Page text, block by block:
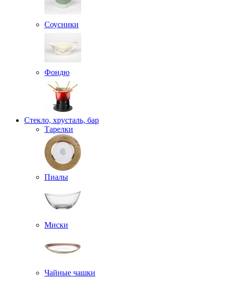
Соусники
Фондю
Стекло, хрусталь, бар
Тарелки
Пиалы
Миски
Чайные чашки